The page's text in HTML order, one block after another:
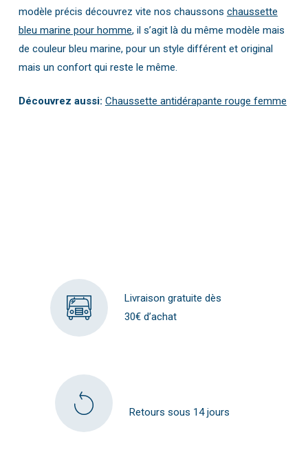
modèle précis découvrez vite nos chaussons chaussette
bleu marine pour homme, il s’agit là du même modèle mais
de couleur bleu marine, pour un style différent et original
mais un confort qui reste le même.
Découvrez aussi: Chaussette antidérapante rouge femme
Livraison gratuite dès
30€ d’achat
Retours sous 14 jours